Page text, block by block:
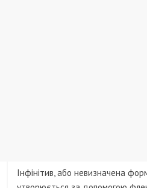
Інфінітив, або невизначена